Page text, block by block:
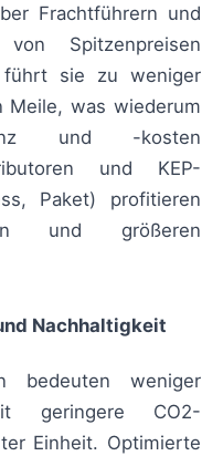
Frachtführern und
Spitzenpreisen
führt sie zu weniger
Meile, was wiederum
und -kosten
und KEP-
Paket) profitieren
und größeren
Nachhaltigkeit
bedeuten weniger
geringere CO2-
Einheit. Optimierte